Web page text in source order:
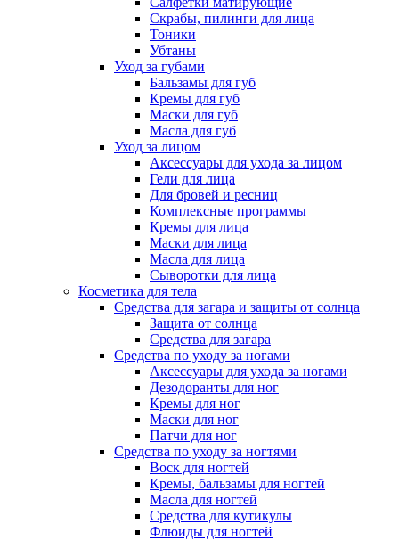
Скрабы, пилинги для лица
Тоники
Убтаны
Уход за губами
Бальзамы для губ
Кремы для губ
Маски для губ
Масла для губ
Уход за лицом
Аксессуары для ухода за лицом
Гели для лица
Для бровей и ресниц
Комплексные программы
Кремы для лица
Маски для лица
Масла для лица
Сыворотки для лица
Косметика для тела
Средства для загара и защиты от солнца
Защита от солнца
Средства для загара
Средства по уходу за ногами
Аксессуары для ухода за ногами
Дезодоранты для ног
Кремы для ног
Маски для ног
Патчи для ног
Средства по уходу за ногтями
Воск для ногтей
Кремы, бальзамы для ногтей
Масла для ногтей
Средства для кутикулы
Флюиды для ногтей